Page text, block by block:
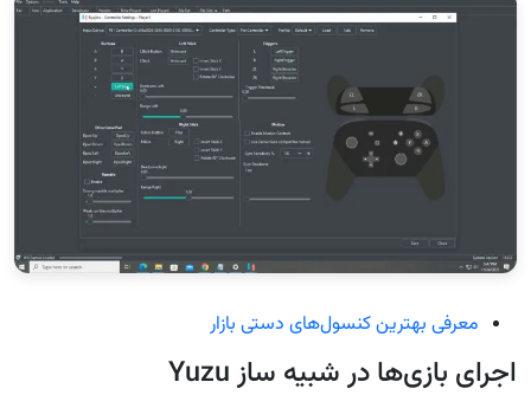
معرفی بهترین کنسول‌های دستی بازار
اجرای بازی‌ها در شبیه ساز Yuzu‌